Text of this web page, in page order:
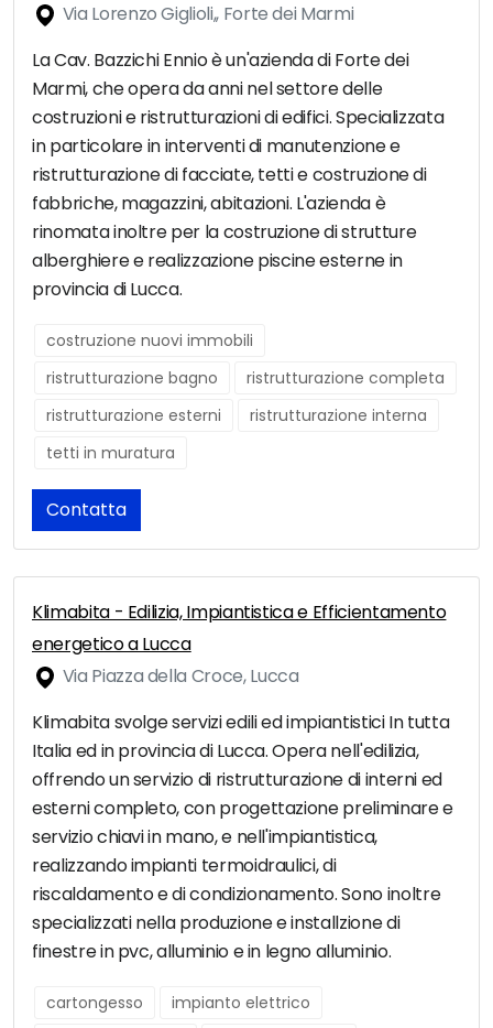
Via Lorenzo Giglioli,, Forte dei Marmi
La Cav. Bazzichi Ennio è un'azienda di Forte dei
Marmi, che opera da anni nel settore delle
costruzioni e ristrutturazioni di edifici. Specializzata
in particolare in interventi di manutenzione e
ristrutturazione di facciate, tetti e costruzione di
fabbriche, magazzini, abitazioni. L'azienda è
rinomata inoltre per la costruzione di strutture
alberghiere e realizzazione piscine esterne in
provincia di Lucca.
costruzione nuovi immobili
ristrutturazione bagno
ristrutturazione completa
ristrutturazione esterni
ristrutturazione interna
tetti in muratura
Contatta
Klimabita - Edilizia, Impiantistica e Efficientamento
energetico a Lucca
Via Piazza della Croce, Lucca
Klimabita svolge servizi edili ed impiantistici In tutta
Italia ed in provincia di Lucca. Opera nell'edilizia,
offrendo un servizio di ristrutturazione di interni ed
esterni completo, con progettazione preliminare e
servizio chiavi in mano, e nell'impiantistica,
realizzando impianti termoidraulici, di
riscaldamento e di condizionamento. Sono inoltre
specializzati nella produzione e installzione di
finestre in pvc, alluminio e in legno alluminio.
cartongesso
impianto elettrico